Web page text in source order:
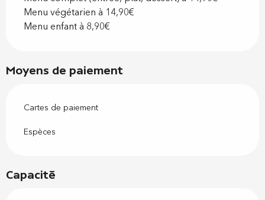
Menu végétarien à 14,90€
Menu enfant à 8,90€
Moyens de paiement
Cartes de paiement
Espèces
Capacité